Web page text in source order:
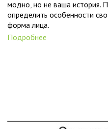
модно, но не ваша история.
определить особенности
форма лица.
Подробнее